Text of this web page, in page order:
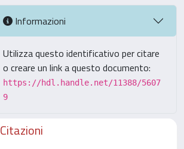
Informazioni
Utilizza questo identificativo per citare
o creare un link a questo documento:
https://hdl.handle.net/11388/5607
9
Citazioni